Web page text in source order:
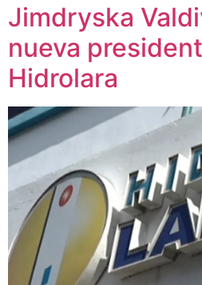
Jimdryska
nueva
Hidrolara